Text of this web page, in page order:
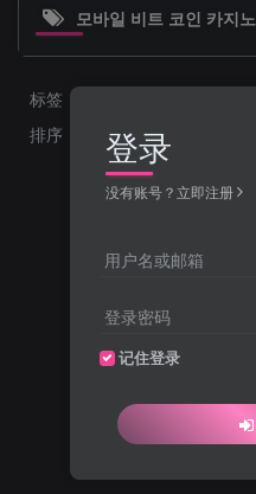
모바일 비트 코인 카지노
标签
排序
更新 浏览
登录
没有账号？立即注册
用户名或邮箱
登录密码
记住登录